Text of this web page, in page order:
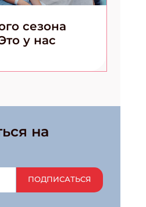
сезона
у нас
на
ПОДПИСАТЬСЯ